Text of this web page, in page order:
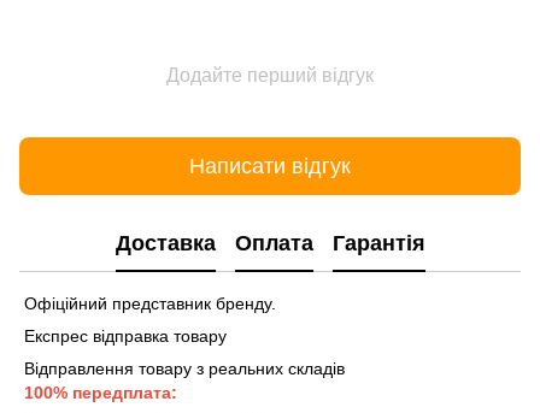
Додайте перший відгук
Написати відгук
Доставка Оплата Гарантія
Офіційний представник бренду.
Експрес відправка товару
Відправлення товару з реальних складів
100% передплата: